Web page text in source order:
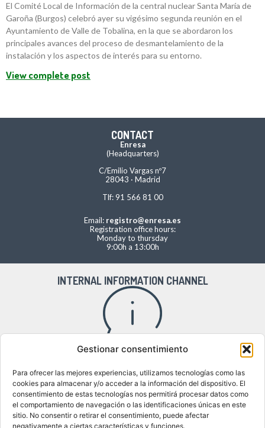
Gestionar consentimiento
Para ofrecer las mejores experiencias, utilizamos tecnologías como las
cookies para almacenar y/o acceder a la información del dispositivo. El
consentimiento de estas tecnologías nos permitirá procesar datos como
el comportamiento de navegación o las identificaciones únicas en este
sitio. No consentir o retirar el consentimiento, puede afectar
negativamente a ciertas características y funciones.
El Comité Local de Información de la central nuclear Santa María de
Garoña (Burgos) celebró ayer su vigésimo segunda reunión en el
Ayuntamiento de Valle de Tobalina, en la que se abordaron los
principales avances del proceso de desmantelamiento de la
instalación y los aspectos de interés para su entorno.
View complete post
CONTACT
Enresa
(Headquarters)
C/Emilio Vargas nº7
28043 · Madrid
Tlf: 91 566 81 00
Email: registro@enresa.es
Registration office hours:
Monday to thursday
9:00h a 13:00h
INTERNAL INFORMATION CHANNEL
Access to the internal information channel
WHERE WE ARE